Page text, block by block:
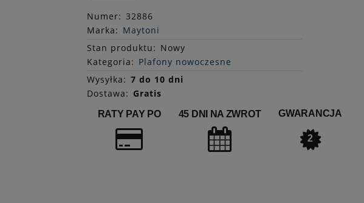
Numer: 32886
Marka: Maytoni
Stan produktu: Nowy
Kategoria: Plafony nowoczesne
Wysyłka: 7 do 10 dni
Dostawa: Gratis
RATY PAY PO 45 DNI NA ZWROT GWARANCJA
2